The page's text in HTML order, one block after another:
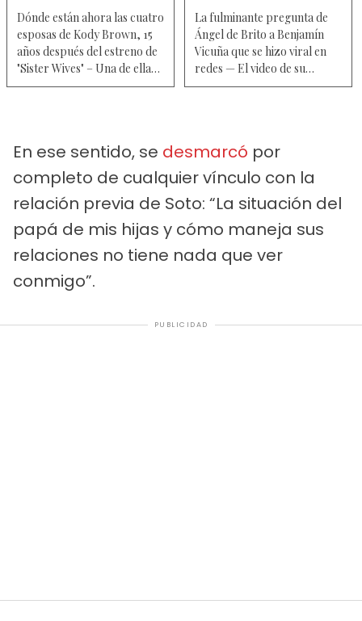
Dónde están ahora las cuatro
esposas de Kody Brown, 15
años después del estreno de
"Sister Wives" – Una de ellas
se casó con otro hombre
La fulminante pregunta de
Ángel de Brito a Benjamín
Vicuña que se hizo viral en
redes — El video de su
incómoda reacción
En ese sentido, se desmarcó por
completo de cualquier vínculo con la
relación previa de Soto: “La situación del
papá de mis hijas y cómo maneja sus
relaciones no tiene nada que ver
conmigo”.
PUBLICIDAD